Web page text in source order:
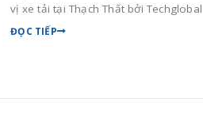
vị xe tải tại Thạch Thất bởi
ĐỌC TIẾP